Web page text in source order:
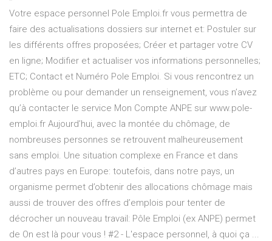
Votre espace personnel Pole Emploi.fr vous permettra de
faire des actualisations dossiers sur internet et: Postuler sur
les différents offres proposées; Créer et partager votre CV
en ligne; Modifier et actualiser vos informations personnelles;
ETC; Contact et Numéro Pole Emploi. Si vous rencontrez un
problème ou pour demander un renseignement, vous n’avez
qu’à contacter le service Mon Compte ANPE sur www.pole-
emploi.fr Aujourd’hui, avec la montée du chômage, de
nombreuses personnes se retrouvent malheureusement
sans emploi. Une situation complexe en France et dans
d’autres pays en Europe: toutefois, dans notre pays, un
organisme permet d’obtenir des allocations chômage mais
aussi de trouver des offres d’emplois pour tenter de
décrocher un nouveau travail: Pôle Emploi (ex ANPE) permet
de On est là pour vous ! #2 - L'espace personnel, à quoi ça ...